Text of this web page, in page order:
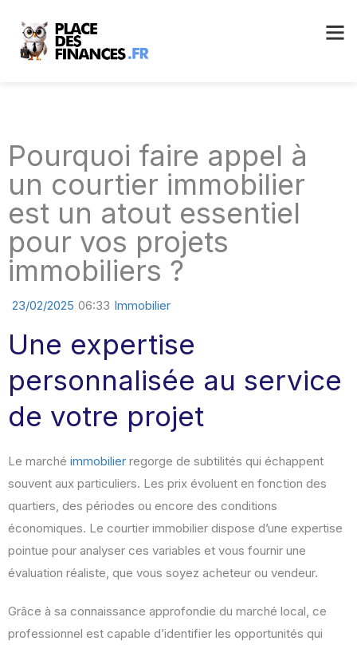
Pourquoi faire appel à
un courtier immobilier
est un atout essentiel
pour vos projets
immobiliers ?
23/02/2025 06:33 Immobilier
Une expertise
personnalisée au service
de votre projet
Le marché immobilier regorge de subtilités qui échappent
souvent aux particuliers. Les prix évoluent en fonction des
quartiers, des périodes ou encore des conditions
économiques. Le courtier immobilier dispose d’une expertise
pointue pour analyser ces variables et vous fournir une
évaluation réaliste, que vous soyez acheteur ou vendeur.
Grâce à sa connaissance approfondie du marché local, ce
professionnel est capable d’identifier les opportunités qui